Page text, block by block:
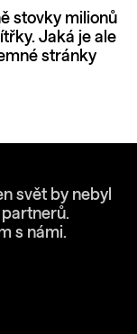
stovky milionů
Jaká je ale
stránky
svět by nebyl
s námi.